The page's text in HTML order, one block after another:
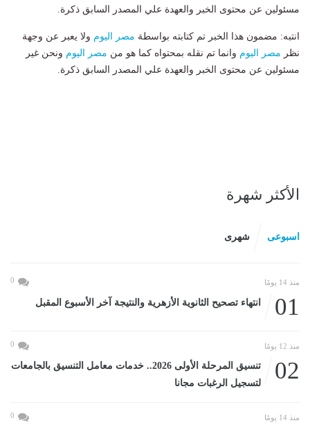
مسئولين عن محتوى الخبر والعهدة علي المصدر السابق ذكرة.
انتبه: مضمون هذا الخبر تم كتابته بواسطة مصر اليوم ولا يعبر عن وجهة
نظر مصر اليوم وانما تم نقله بمحتواه كما هو من مصر اليوم ونحن غير
مسئولين عن محتوى الخبر والعهدة علي المصدر السابق ذكرة.
الأكثر شهرة
اسبوعى شهرى
منذ 14 يومًا 0
01 انتهاء تصحيح الثانوية الأزهرية والنتيجة آخر الأسبوع المقبل
منذ 12 يومًا 0
02
تنسيق المرحلة الأولى 2026.. خدمات معامل التنسيق بالجامعات
لتسجيل الرغبات مجانا
منذ 14 يومًا 0